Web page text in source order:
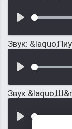
Звук:
Звук